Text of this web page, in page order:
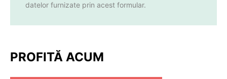
datelor furnizate prin acest formular.
PROFITĂ ACUM